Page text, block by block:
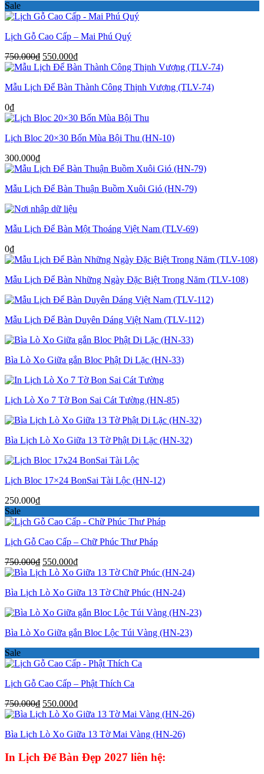
Sale
Lịch Gỗ Cao Cấp – Mai Phú Quý
750.000₫ Giá
gốc
750.000₫.
550.000₫Giá
hiện
là:
Mẫu Lịch Để Bàn Thành Công Thịnh Vượng (TLV-74)
0₫
Lịch Bloc 20×30 Bốn Mùa Bội Thu (HN-10)
300.000₫
Mẫu Lịch Để Bàn Thuận Buồm Xuôi Gió (HN-79)
Mẫu Lịch Để Bàn Một Thoáng Việt Nam (TLV-69)
0₫
Mẫu Lịch Để Bàn Những Ngày Đặc Biệt Trong Năm (TLV-108)
Mẫu Lịch Để Bàn Duyên Dáng Việt Nam (TLV-112)
Bìa Lò Xo Giữa gắn Bloc Phật Di Lặc (HN-33)
Lịch Lò Xo 7 Tờ Bon Sai Cát Tường (HN-85)
Bìa Lịch Lò Xo Giữa 13 Tờ Phật Di Lặc (HN-32)
Lịch Bloc 17×24 BonSai Tài Lộc (HN-12)
250.000₫
Sale
Lịch Gỗ Cao Cấp – Chữ Phúc Thư Pháp
750.000₫ Giá
gốc
750.000₫.
550.000₫Giá
hiện
là:
Bìa Lịch Lò Xo Giữa 13 Tờ Chữ Phúc (HN-24)
Bìa Lò Xo Giữa gắn Bloc Lộc Túi Vàng (HN-23)
Sale
Lịch Gỗ Cao Cấp – Phật Thích Ca
750.000₫ Giá
gốc
750.000₫.
550.000₫Giá
hiện
là:
Bìa Lịch Lò Xo Giữa 13 Tờ Mai Vàng (HN-26)
In Lịch Để Bàn Đẹp 2027 liên hệ: